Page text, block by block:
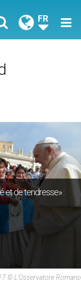
FR
et de tendresse» :
© L'Osservatore Romano